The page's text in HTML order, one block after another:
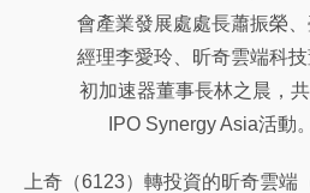
會產業發展處處長蕭振榮
經理李愛玲、昕奇雲端科
初加速器董事長林之晨，
IPO Synergy Asia活動
上奇（6123）轉投資的昕奇雲端